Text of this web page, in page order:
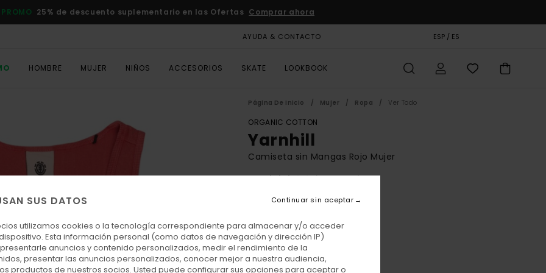
PROMO 25% de descuento suplementario en las Ofertas Comprar ahora
AYUDA & CONTACTO ESP / ES
HOMBRE MUJER NIÑOS ACCESORIOS SKATE LOOKBOOK
Página De Inicio Mujer Ropa Ver Todo
ORGANIC COTTON
Yarnhill
Camiseta sin Mangas Rojo Mujer
3.0
ECO-BONUS
9,37 €
OFERTAS
DOBLE PROMO -25% EXTRA
SUS DATOS
utilizamos cookies o la tecnología correspondiente para almacenar y/o acceder
Esta información personal (como datos de navegación y dirección IP)
anuncios y contenido personalizados, medir el rendimiento de la
presentar las anuncios personalizados, conocer mejor a nuestra audiencia,
productos de nuestros socios. Usted puede configurar sus opciones para aceptar o
Continuar sin aceptar